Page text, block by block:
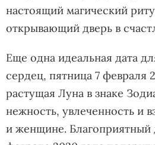
настоящий магический
открывающий дверь в
Еще одна идеальная дата
сердец, пятница 7 февраля
растущая Луна в знаке
нежность, увлеченность и
и женщине. Благоприятный